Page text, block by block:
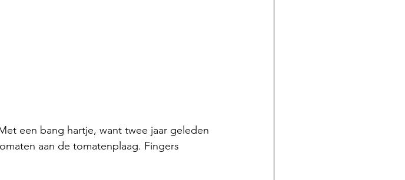
een bang hartje, want twee jaar geleden
aan de tomatenplaag. Fingers